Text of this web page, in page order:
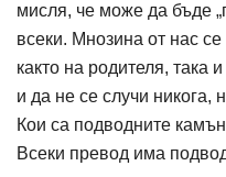
мисля, че може да бъде
всеки. Мнозина от нас
както на родителя, така
и да не се случи никога,
Кои са подводните
Всеки превод има